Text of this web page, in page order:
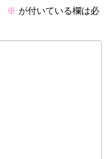
※ が付いている欄は必